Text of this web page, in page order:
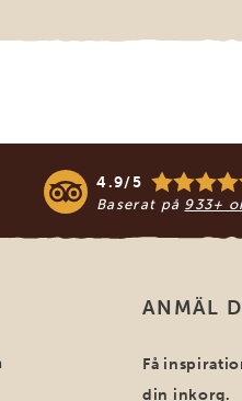
4.9/5
Baserat på 933+
ANMÄL
Få
din inkorg.